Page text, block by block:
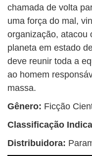
chamada de volta
uma força do mal,
organização, atacou
planeta em estado
deve reunir toda a
ao homem
massa.
Gênero: Ficção
Classificação
Distribuidora: